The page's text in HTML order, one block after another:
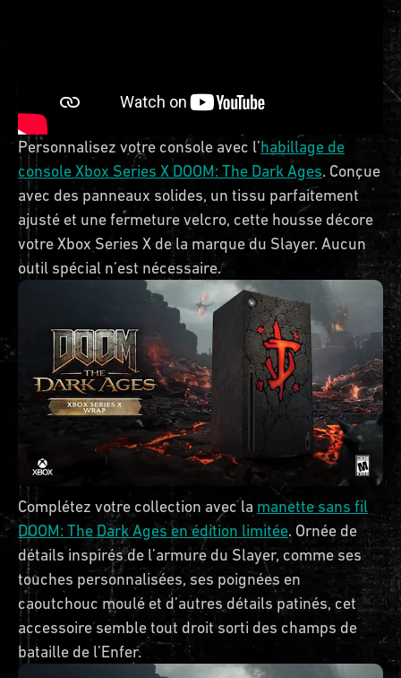
Personnalisez votre console avec l’habillage de
console Xbox Series X DOOM: The Dark Ages. Conçue
avec des panneaux solides, un tissu parfaitement
ajusté et une fermeture velcro, cette housse décore
votre Xbox Series X de la marque du Slayer. Aucun
outil spécial n’est nécessaire.
Complétez votre collection avec la manette sans fil
DOOM: The Dark Ages en édition limitée. Ornée de
détails inspirés de l’armure du Slayer, comme ses
touches personnalisées, ses poignées en
caoutchouc moulé et d’autres détails patinés, cet
accessoire semble tout droit sorti des champs de
bataille de l’Enfer.